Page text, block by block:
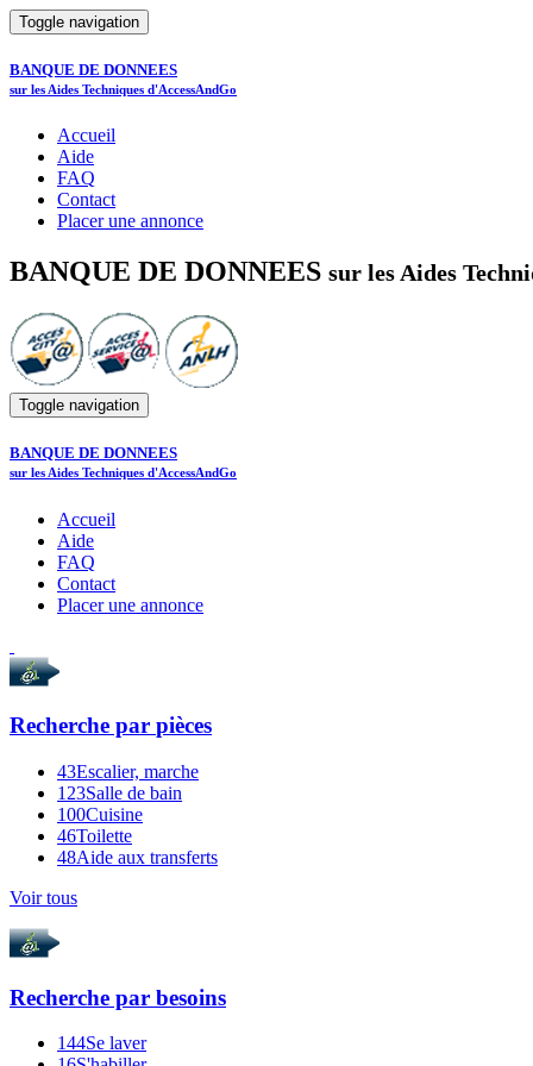
Toggle navigation
BANQUE DE DONNEES
sur les Aides Techniques d'AccessAndGo
Accueil
Aide
FAQ
Contact
Placer une annonce
BANQUE DE DONNEES sur les Aides
Toggle navigation
BANQUE DE DONNEES
sur les Aides Techniques d'AccessAndGo
Accueil
Aide
FAQ
Contact
Placer une annonce
Recherche par pièces
43Escalier, marche
123Salle de bain
100Cuisine
46Toilette
48Aide aux transferts
Voir tous
Recherche par besoins
144Se laver